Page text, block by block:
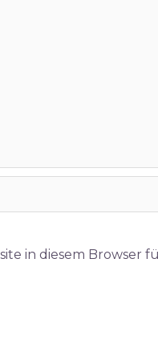
in diesem Browser